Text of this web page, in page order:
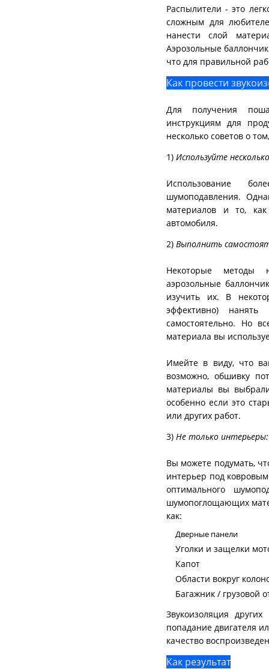
Распылители - это
сложным для
нанести слой
Аэрозольные
что для правильной
Как провести
Для получения
инструкциям для
несколько советов о
1) Используйте
Использование
шумоподавления.
материалов и то,
автомобиля.
2) Выполнить
Некоторые методы
аэрозольные
изучить их. В
эффективно) нанять
самостоятельно. Но
материала вы
Имейте в виду, что
возможно, обшивку
материалы вы
особенно если это
или других работ.
3) Не только
Вы можете подумать,
интерьер под
оптимального
шумопоглощающих
как:
Дверные панели
Уголки и защелки
Капот
Области вокруг
Багажник / грузовой
Звукоизоляция
попадание двигателя
качество
Как результат